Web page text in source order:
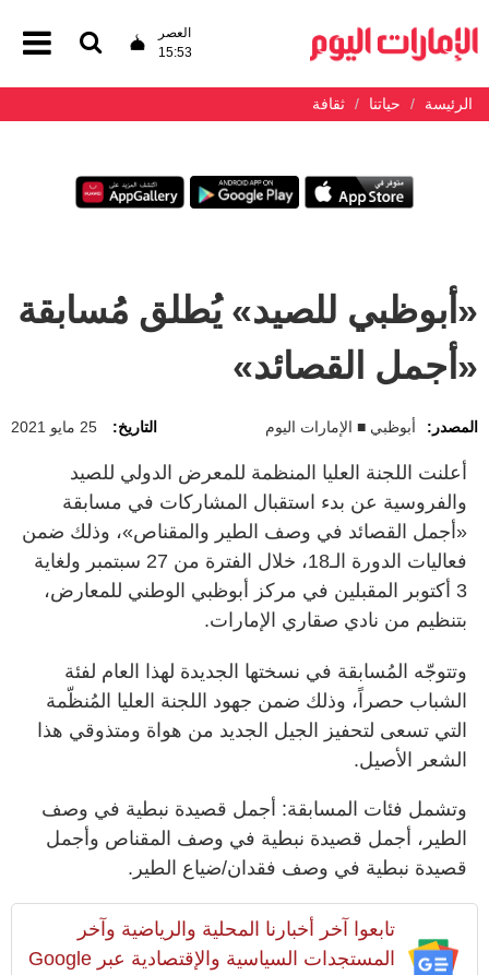
العصر
15:53
الرئيسة حياتنا ثقافة
«أبوظبي للصيد» يُطلق مُسابقة
«أجمل القصائد»
المصدر: أبوظبي ■ الإمارات اليوم التاريخ: 25 مايو 2021
أعلنت اللجنة العليا المنظمة للمعرض الدولي للصيد
والفروسية عن بدء استقبال المشاركات في مسابقة
«أجمل القصائد في وصف الطير والمقناص»، وذلك ضمن
فعاليات الدورة الـ18، خلال الفترة من 27 سبتمبر ولغاية
3 أكتوبر المقبلين في مركز أبوظبي الوطني للمعارض،
بتنظيم من نادي صقاري الإمارات.
وتتوجّه المُسابقة في نسختها الجديدة لهذا العام لفئة
الشباب حصراً، وذلك ضمن جهود اللجنة العليا المُنظّمة
التي تسعى لتحفيز الجيل الجديد من هواة ومتذوقي هذا
الشعر الأصيل.
وتشمل فئات المسابقة: أجمل قصيدة نبطية في وصف
الطير، أجمل قصيدة نبطية في وصف المقناص وأجمل
قصيدة نبطية في وصف فقدان/‏‏ضياع الطير.
تابعوا آخر أخبارنا المحلية والرياضية وآخر
المستجدات السياسية والإقتصادية عبر Google